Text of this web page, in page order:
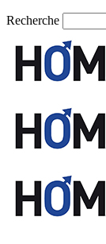
Recherche